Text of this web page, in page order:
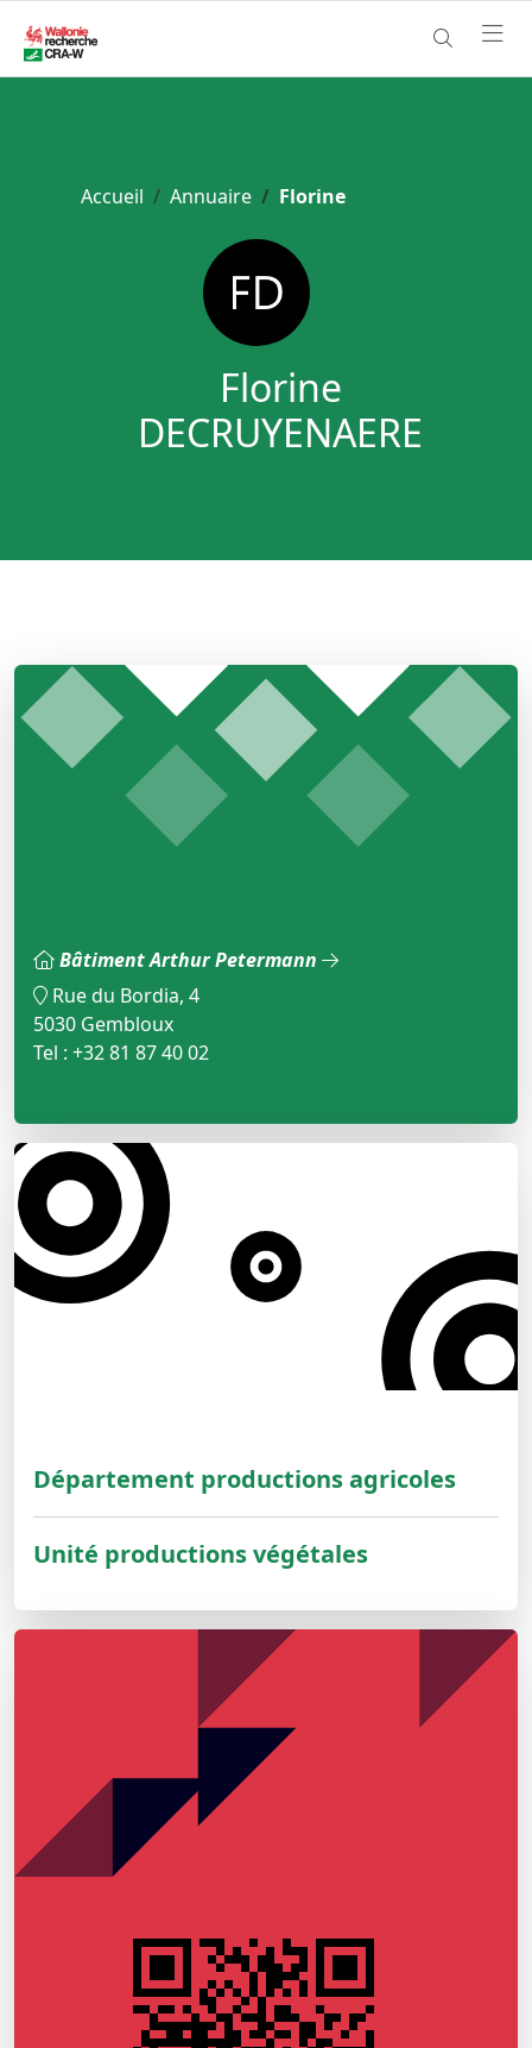
Accueil Annuaire Florine
Florine
DECRUYENAERE
Bâtiment Arthur Petermann
Rue du Bordia, 4
5030 Gembloux
Tel : +32 81 87 40 02
Département productions agricoles
Unité productions végétales